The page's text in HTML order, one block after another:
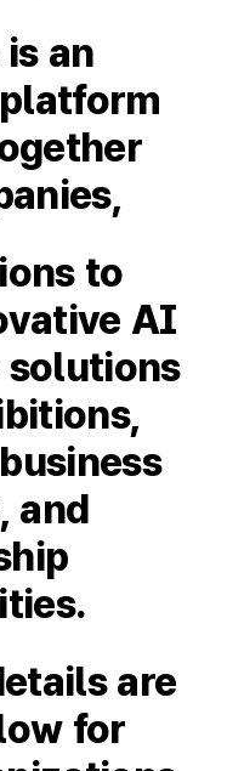
is an
to
AI
and
are
for